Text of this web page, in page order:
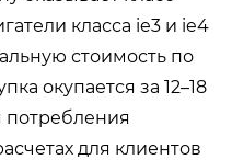
класса ie3 и ie4
стоимость по
окупается за 12–18
потребления
для клиентов